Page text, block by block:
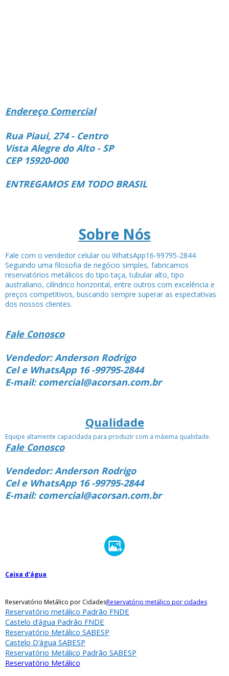
Endereço Comercial
Rua Piaui, 274 - Centro
Vista Alegre do Alto - SP
CEP 15920-000
ENTREGAMOS EM TODO BRASIL
Sobre Nós
Fale com o vendedor celular ou WhatsApp16-99795-2844
Seguindo uma filosofia de negócio simples, fabricamos
reservatórios metálicos do tipo taça, tubular alto, tipo
australiano, cilíndrico horizontal, entre outros com excelência e
preços competitivos, buscando sempre superar as espectativas
dos nossos clientes.
Fale Conosco
Vendedor: Anderson Rodrigo
Cel e WhatsApp 16 -99795-2844
E-mail: comercial@acorsan.com.br
Qualidade
Equipe altamente capacidada para produzir com a máxima qualidade.
Fale Conosco
Vendedor: Anderson Rodrigo
Cel e WhatsApp 16 -99795-2844
E-mail: comercial@acorsan.com.br
Caixa d'água
Reservatório Metálico por CidadesReservatório metálico por cidades
Reservatório metálico Padrão FNDE
Castelo d’água Padrão FNDE
Reservatório Metálico SABESP
Castelo D’água SABESP
Reservatório Metálico Padrão SABESP
Reservatório Metálico